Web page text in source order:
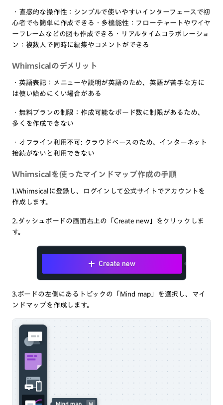
・直感的な操作性：シンプルで使いやすいインターフェースで初
心者でも簡単に作成できる・多機能性：フローチャートやワイヤ
ーフレームなどの図も作成できる・リアルタイムコラボレーショ
ン：複数人で同時に編集やコメントができる
Whimsicalのデメリット
・英語表記：メニューや説明が英語のため、英語が苦手な方に
は使い始めにくい場合がある
・無料プランの制限：作成可能なボード数に制限があるため、
多くを作成できない
・オフライン利用不可: クラウドベースのため、インターネット
接続がないと利用できない
Whimsicalを使ったマインドマップ作成の手順
1.Whimsicalに登録し、ログインして公式サイトでアカウントを
作成します。
2.ダッシュボードの画面右上の「Create new」をクリックしま
す。
3.ボードの左側にあるトピックの「Mind map」を選択し、マイ
ンドマップを作成します。